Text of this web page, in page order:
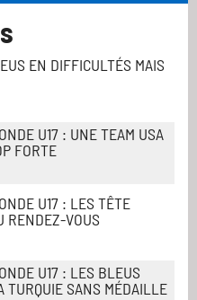
EN DIFFICULTÉS MAIS
U17 : UNE TEAM USA
FORTE
U17 : LES TÊTE
RENDEZ-VOUS
U17 : LES BLEUS
TURQUIE SANS MÉDAILLE